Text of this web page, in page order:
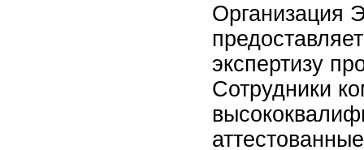
Организация
экспертизу
Сотрудники